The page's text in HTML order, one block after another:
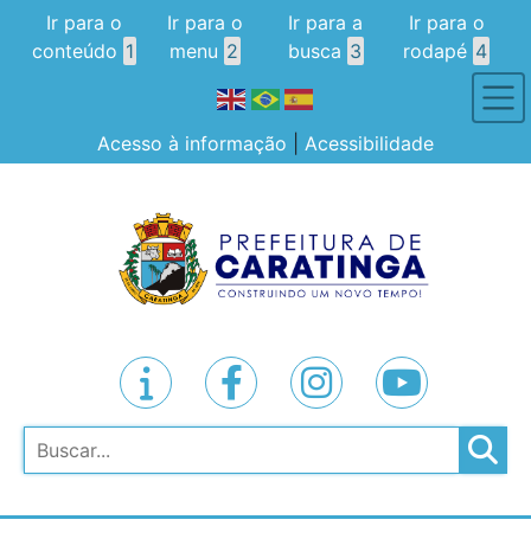
Ir para o
conteúdo 1
Ir para o
menu 2
Ir para a
busca 3
Ir para o
rodapé 4
Acesso à informação Acessibilidade
Pesquisar